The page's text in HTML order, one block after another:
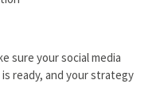
sure your social media
ready, and your strategy